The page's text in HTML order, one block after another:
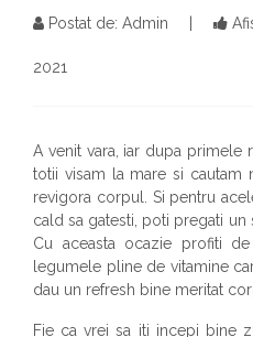
Postat de: Admin
2021
A venit vara, iar dupa primele
totii visam la mare si
revigora corpul. Si pentru
cald sa gatesti, poti pregati un
Cu aceasta ocazie profiti
legumele pline de vitamine
dau un refresh bine meritat
Fie ca vrei sa iti incepi bine